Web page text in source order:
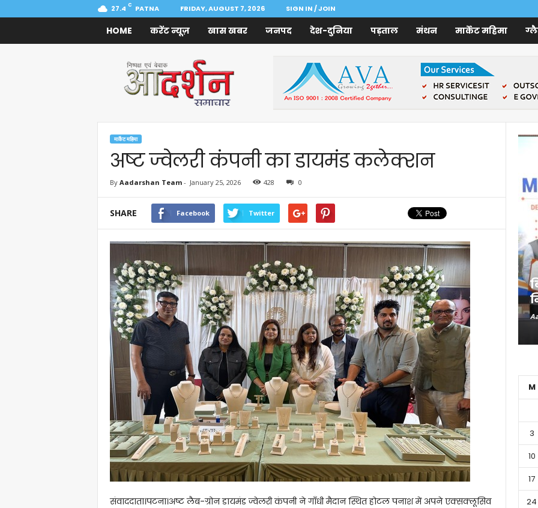
27.4 C PATNA FRIDAY, AUGUST 7, 2026 SIGN IN / JOIN
HOME करेंट न्यूज़ खास खबर जनपद देश-दुनिया पड़ताल मंथन मार्केट महिमा
Samachar
मार्केट महिमा
अष्ट ज्वेलरी कंपनी का डायमंड कलेक्शन
By Aadarshan Team- January 25, 2026 428 0
SHARE Facebook Twitter
संवाददाता।पटना।अष्ट लैब-ग्रोन डायमंड ज्वेलरी कंपनी ने गाँधी मैदान स्थित होटल पनाश में अपने एक्सक्लूसिव
M
3
10
17
24